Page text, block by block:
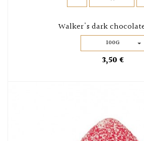
Walker's dark
100G
3,50 €